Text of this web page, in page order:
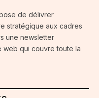
de délivrer
stratégique aux cadres
une newsletter
web qui couvre toute la